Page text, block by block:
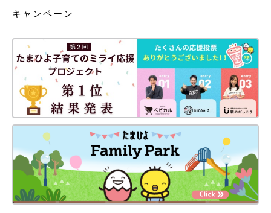
キャンペーン